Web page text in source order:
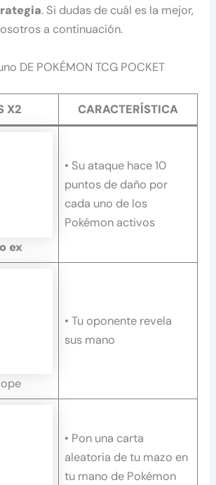
. Si dudas de cuál es la mejor,
a continuación.
DE POKÉMON TCG POCKET
X2 CARACTERÍSTICA
ex
• Su ataque hace 10
puntos de daño por
cada uno de los
Pokémon activos
• Tu oponente revela
sus mano
• Pon una carta
aleatoria de tu mazo en
tu mano de Pokémon